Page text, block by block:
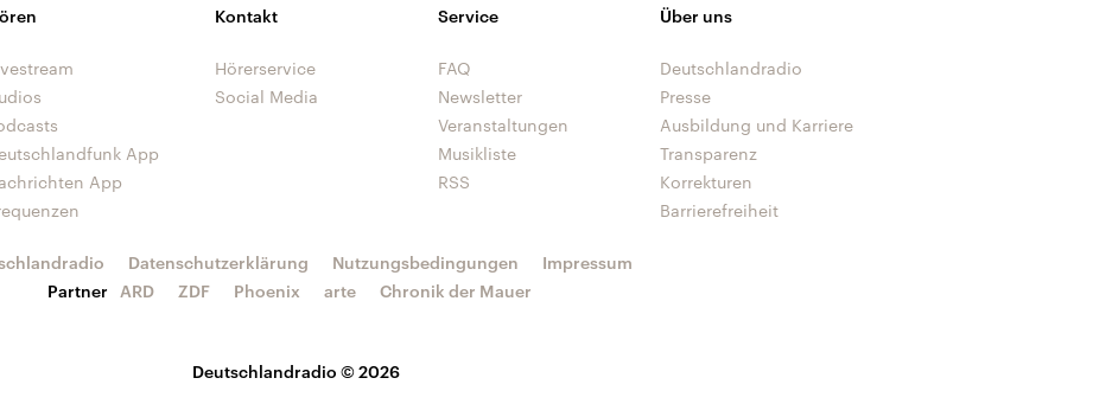
App
App
Kontakt
Hörerservice
Social Media
Service
FAQ
Newsletter
Veranstaltungen
Musikliste
RSS
Über uns
Deutschlandradio
Presse
Ausbildung und Karriere
Transparenz
Korrekturen
Barrierefreiheit
Deutschlandradio © 2026
Datenschutzerklärung Nutzungsbedingungen
Impressum
Partner
ARD ZDF Phoenix arte Chronik der Mauer